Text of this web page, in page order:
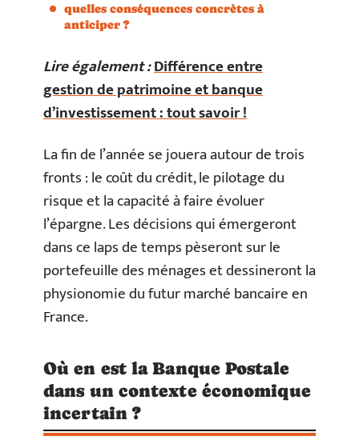
quelles conséquences concrètes à
anticiper ?
Lire également :Différence entre
gestion de patrimoine et banque
d’investissement : tout savoir !
La fin de l’année se jouera autour de trois
fronts : le coût du crédit, le pilotage du
risque et la capacité à faire évoluer
l’épargne. Les décisions qui émergeront
dans ce laps de temps pèseront sur le
portefeuille des ménages et dessineront la
physionomie du futur marché bancaire en
France.
Où en est la Banque Postale
dans un contexte économique
incertain ?